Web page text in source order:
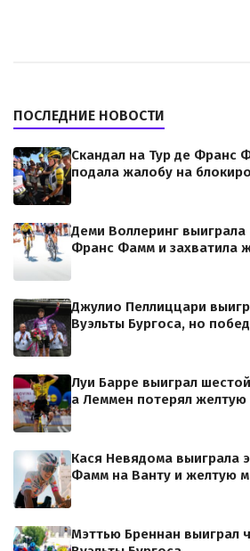
ПОСЛЕДНИЕ НОВОСТИ
Скандал на Тур де Франс
подала жалобу на
Деми Воллеринг выиграла
Франс Фамм и захватила
Джулио Пеллиццари
Вуэльты Бургоса, но
Луи Барре выиграл
а Леммен потерял желтую
Кася Невядома выиграла
Фамм на Ванту и желтую
Мэттью Бреннан выиграл